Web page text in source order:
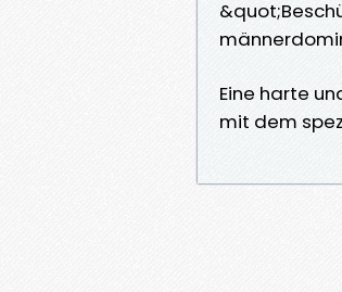
Eine harte
mit dem